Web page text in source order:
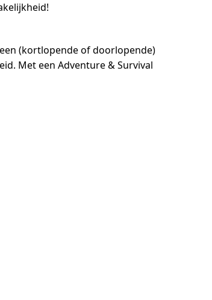
(kortlopende of doorlopende)
Met een Adventure & Survival